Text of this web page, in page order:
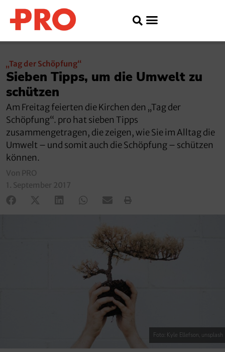
„Tag der Schöpfung“
Sieben Tipps, um die Umwelt zu
schützen
Am Freitag feierten die Kirchen den „Tag der
Schöpfung“. pro hat sieben Tipps
zusammengetragen, die zeigen, wie Sie im Alltag die
Umwelt – und somit auch die Schöpfung – schützen
können.
Von PRO
1. September 2017
Foto: Kyle Ellefson, unsplash